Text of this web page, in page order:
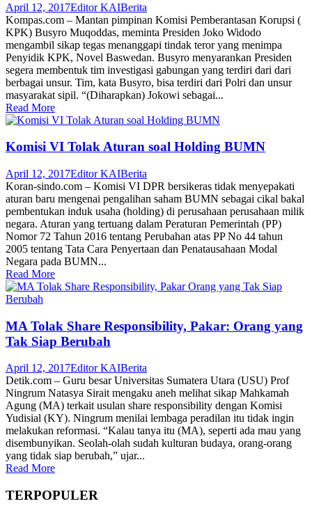
April 12, 2017Editor KAIBerita
Kompas.com – Mantan pimpinan Komisi Pemberantasan Korupsi (
KPK) Busyro Muqoddas, meminta Presiden Joko Widodo
mengambil sikap tegas menanggapi tindak teror yang menimpa
Penyidik KPK, Novel Baswedan. Busyro menyarankan Presiden
segera membentuk tim investigasi gabungan yang terdiri dari dari
berbagai unsur. Tim, kata Busyro, bisa terdiri dari Polri dan unsur
masyarakat sipil. “(Diharapkan) Jokowi sebagai...
Read More
Komisi VI Tolak Aturan soal Holding BUMN
April 12, 2017Editor KAIBerita
Koran-sindo.com – Komisi VI DPR bersikeras tidak menyepakati
aturan baru mengenai pengalihan saham BUMN sebagai cikal bakal
pembentukan induk usaha (holding) di perusahaan perusahaan milik
negara. Aturan yang tertuang dalam Peraturan Pemerintah (PP)
Nomor 72 Tahun 2016 tentang Perubahan atas PP No 44 tahun
2005 tentang Tata Cara Penyertaan dan Penatausahaan Modal
Negara pada BUMN...
Read More
MA Tolak Share Responsibility, Pakar: Orang yang
Tak Siap Berubah
April 12, 2017Editor KAIBerita
Detik.com – Guru besar Universitas Sumatera Utara (USU) Prof
Ningrum Natasya Sirait mengaku aneh melihat sikap Mahkamah
Agung (MA) terkait usulan share responsibility dengan Komisi
Yudisial (KY). Ningrum menilai lembaga peradilan itu tidak ingin
melakukan reformasi. “Kalau tanya itu (MA), seperti ada mau yang
disembunyikan. Seolah-olah sudah kulturan budaya, orang-orang
yang tidak siap berubah,” ujar...
Read More
TERPOPULER